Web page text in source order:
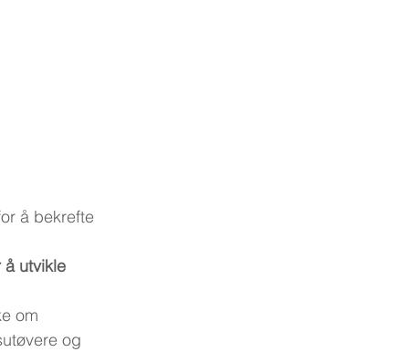
å bekrefte
å utvikle
om
og